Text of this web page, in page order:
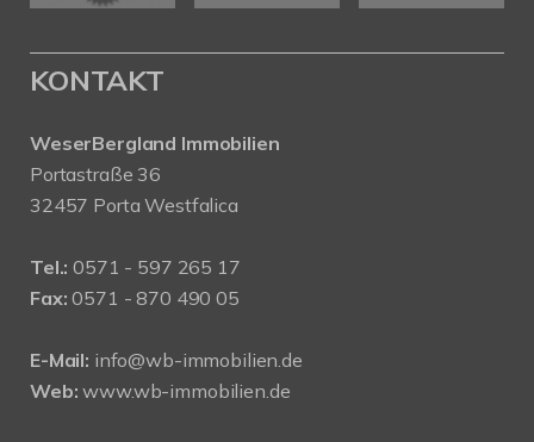
KONTAKT
WeserBergland Immobilien
Portastraße 36
32457 Porta Westfalica
Tel.: 0571 - 597 265 17
Fax: 0571 - 870 490 05
E-Mail: info@wb-immobilien.de
Web: www.wb-immobilien.de